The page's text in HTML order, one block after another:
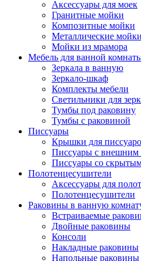
Аксессуары для моек
Гранитные мойки
Композитные мойки
Металлические мойки
Мойки из мрамора
Мебель для ванной
Зеркала в ванную
Зеркало-шкаф
Комплекты мебели
Светильники для
Тумбы под раковину
Тумбы с раковиной
Писсуары
Крышки для
Писсуары с внешним
Писсуары со
Полотенцесушители
Аксессуары для
Полотенцесушители
Раковины в ванную
Встраиваемые
Двойные раковины
Консоли
Накладные раковины
Напольные раковины